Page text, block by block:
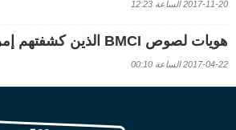
2017-11-20 الساعة 12:23
هويات لصوص BMCI الذين كشفتهم إمرأة
2017-04-22 الساعة 00:10